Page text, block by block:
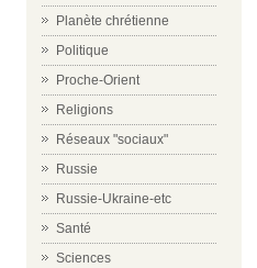
Planète chrétienne
Politique
Proche-Orient
Religions
Réseaux "sociaux"
Russie
Russie-Ukraine-etc
Santé
Sciences